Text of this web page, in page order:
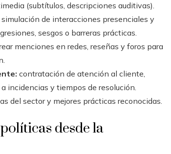
(subtítulos, descripciones auditivas).
simulación de interacciones presenciales y
sesgos o barreras prácticas.
menciones en redes, reseñas y foros para
contratación de atención al cliente,
incidencias y tiempos de resolución.
del sector y mejores prácticas reconocidas.
desde la